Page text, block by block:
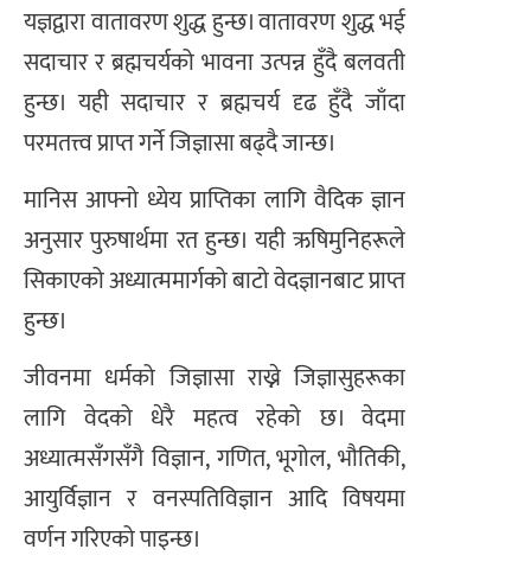
यज्ञद्वारा वातावरण शुद्ध हुन्छ। वातावरण शुद्ध भई
सदाचार र ब्रह्मचर्यको भावना उत्पन्न हुँदै बलवती
हुन्छ। यही सदाचार र ब्रह्मचर्य दृढ हुँदै जाँदा
परमतत्त्व प्राप्त गर्ने जिज्ञासा बढ्दै जान्छ।
मानिस आफ्नो ध्येय प्राप्तिका लागि वैदिक ज्ञान
अनुसार पुरुषार्थमा रत हुन्छ। यही ऋषिमुनिहरूले
सिकाएको अध्यात्ममार्गको बाटो वेदज्ञानबाट प्राप्त
हुन्छ।
जीवनमा धर्मको जिज्ञासा राख्ने जिज्ञासुहरूका
लागि वेदको धेरै महत्व रहेको छ। वेदमा
अध्यात्मसँगसँगै विज्ञान, गणित, भूगोल, भौतिकी,
आयुर्विज्ञान र वनस्पतिविज्ञान आदि विषयमा
वर्णन गरिएको पाइन्छ।